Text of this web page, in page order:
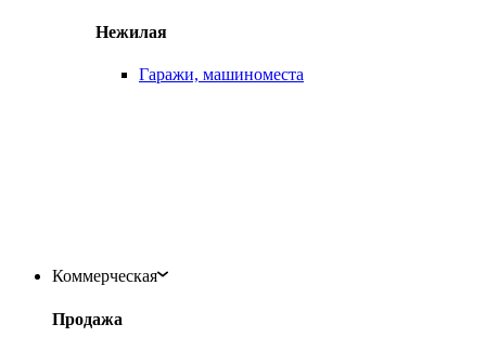
Нежилая
Гаражи, машиноместа
Коммерческая
Продажа